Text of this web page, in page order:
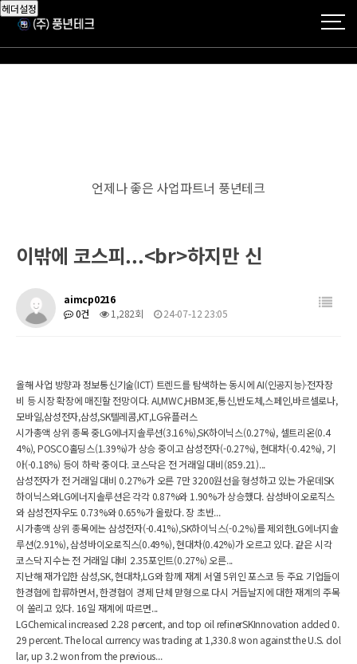
헤더설정
언제나 좋은 사업파트너 풍년테크
이밖에 코스피...<br>하지만 신
aimcp0216
0건
1,282회 24-07-12 23:05
올해 사업 방향과 정보통신기술(ICT) 트렌드를 탐색하는 동시에 AI(인공지능)·전자장
비 등 시장 확장에 매진할 전망이다. AI,MWC,HBM3E,통신,반도체,스페인,바르셀로나,
모바일,삼성전자,삼성,SK텔레콤,KT,LG유플러스
시가총액 상위 종목 중LG에너지솔루션(3.16%),SK하이닉스(0.27%), 셀트리온(0.4
4%), POSCO홀딩스(1.39%)가 상승 중이고 삼성전자(-0.27%), 현대차(-0.42%), 기
아(-0.18%) 등이 하락 중이다. 코스닥은 전 거래일 대비(859.21)...
삼성전자가 전 거래일 대비 0.27%가 오른 7만 3200원선을 형성하고 있는 가운데SK
하이닉스와LG에너지솔루션은 각각 0.87%와 1.90%가 상승했다. 삼성바이오로직스
와 삼성전자우도 0.73%와 0.65%가 올랐다. 장 초반...
시가총액 상위 종목에는 삼성전자(-0.41%),SK하이닉스(-0.2%)를 제외한LG에너지솔
루션(2.91%), 삼성바이오로직스(0.49%), 현대차(0.42%)가 오르고 있다. 같은 시각
코스닥 지수는 전 거래일 대비 2.35포인트(0.27%) 오른...
지난해 재가입한 삼성,SK, 현대차,LG와 함께 재계 서열 5위인 포스코 등 주요 기업들이
한경협에 합류하면서, 한경협이 경제 단체 맏형으로 다시 거듭날지에 대한 재계의 주목
이 쏠리고 있다. 16일 재계에 따르면...
LGChemical increased 2.28 percent, and top oil refinerSKInnovation added 0.
29 percent. The local currency was trading at 1,330.8 won against the U.S. dol
lar, up 3.2 won from the previous...